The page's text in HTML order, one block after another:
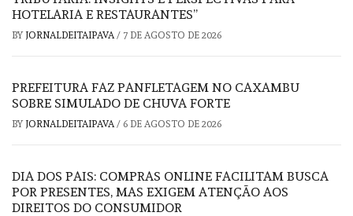
HOTELARIA E RESTAURANTES”
BY JORNALDEITAIPAVA/ 7 DE AGOSTO DE 2026
PREFEITURA FAZ PANFLETAGEM NO CAXAMBU
SOBRE SIMULADO DE CHUVA FORTE
BY JORNALDEITAIPAVA/ 6 DE AGOSTO DE 2026
DIA DOS PAIS: COMPRAS ONLINE FACILITAM BUSCA
POR PRESENTES, MAS EXIGEM ATENÇÃO AOS
DIREITOS DO CONSUMIDOR